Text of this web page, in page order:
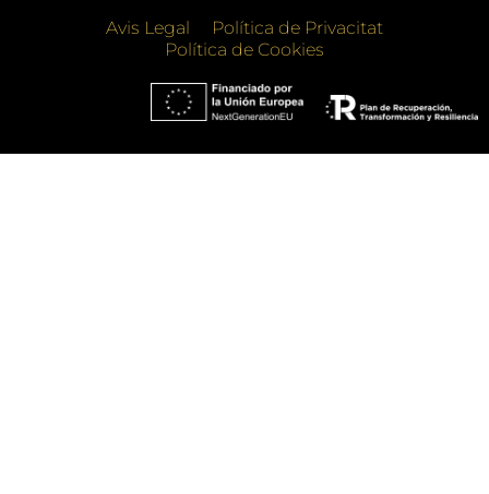
Avis Legal
Política de Privacitat
Política de Cookies